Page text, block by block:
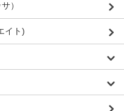
）
イト)